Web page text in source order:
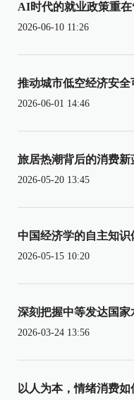
AI时代的就业政策重在
2026-06-10 11:26
推动城市低空经济安全
2026-06-01 14:46
旅居热潮背后的消费新
2026-05-20 13:45
中国经济学的自主知识
2026-05-15 10:20
深刻把握中等发达国
2026-03-24 13:56
以人为本，情绪消费